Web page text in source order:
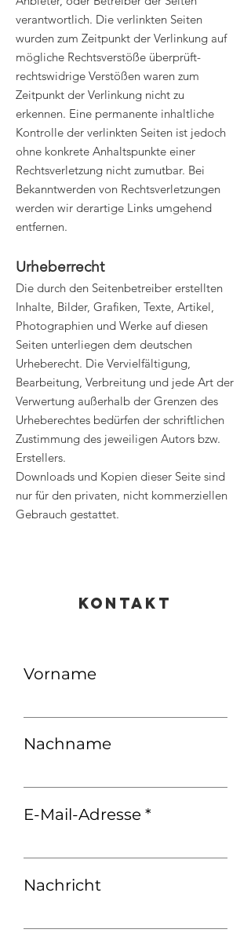
verantwortlich. Die verlinkten Seiten
wurden zum Zeitpunkt der Verlinkung auf
mögliche Rechtsverstöße überprüft-
rechtswidrige Verstößen waren zum
Zeitpunkt der Verlinkung nicht zu
erkennen. Eine permanente inhaltliche
Kontrolle der verlinkten Seiten ist jedoch
ohne konkrete Anhaltspunkte einer
Rechtsverletzung nicht zumutbar. Bei
Bekanntwerden von Rechtsverletzungen
werden wir derartige Links umgehend
entfernen.
Urheberrecht
Die durch den Seitenbetreiber erstellten
Inhalte, Bilder, Grafiken, Texte, Artikel,
Photographien und Werke auf diesen
Seiten unterliegen dem deutschen
Urheberecht. Die Vervielfältigung,
Bearbeitung, Verbreitung und jede Art der
Verwertung außerhalb der Grenzen des
Urheberechtes bedürfen der schriftlichen
Zustimmung des jeweiligen Autors bzw.
Erstellers.
Downloads und Kopien dieser Seite sind
nur für den privaten, nicht kommerziellen
Gebrauch gestattet.
KONTAKT
Vorname
Nachname
E-Mail-Adresse
Nachricht